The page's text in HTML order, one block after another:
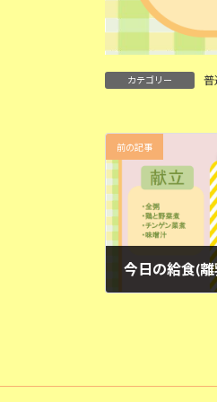
カテゴリー 普
前の記事
今日の給食(